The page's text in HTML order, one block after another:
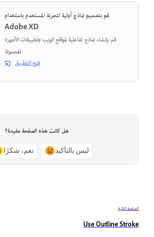
قم بتصميم نماذج أولية لتجربة المستخدم باستخدام
Adobe XD
قم بإنشاء نماذج تفاعلية لمواقع الويب وتطبيقات الأجهزة
المحمولة.
فتح التطبيق
هل كانت هذه الصفحة مفيدة؟
نعم، شكرًا ليس بالتأكيد
الصفحة التالية
Use Outline Stroke